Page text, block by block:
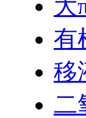
大
有
移
二